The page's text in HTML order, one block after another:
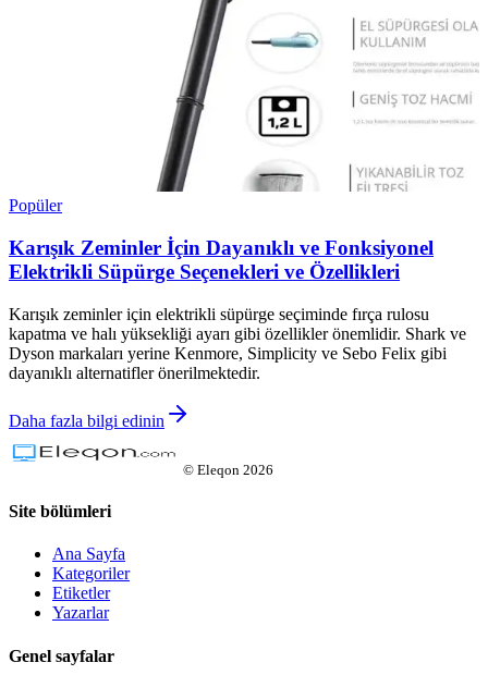
Popüler
Karışık Zeminler İçin Dayanıklı ve Fonksiyonel
Elektrikli Süpürge Seçenekleri ve Özellikleri
Karışık zeminler için elektrikli süpürge seçiminde fırça rulosu
kapatma ve halı yüksekliği ayarı gibi özellikler önemlidir. Shark ve
Dyson markaları yerine Kenmore, Simplicity ve Sebo Felix gibi
dayanıklı alternatifler önerilmektedir.
Daha fazla bilgi edinin
© Eleqon 2026
Site bölümleri
Ana Sayfa
Kategoriler
Etiketler
Yazarlar
Genel sayfalar